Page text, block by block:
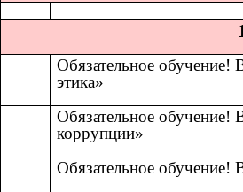
Обязательное обучение!
этика»
Обязательное обучение!
коррупции»
Обязательное обучение!